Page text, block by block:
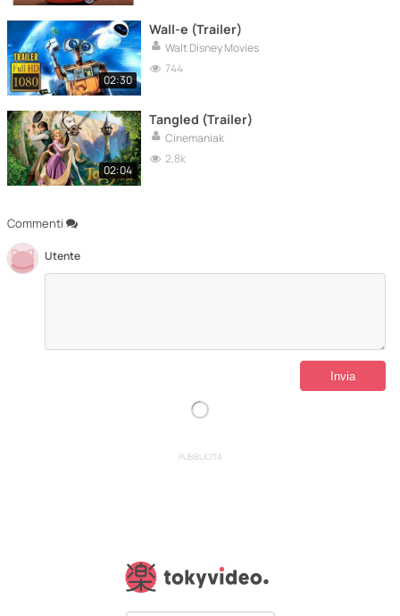
Commenti
Utente
02:30
Wall-e (Trailer)
Walt Disney Movies
744
02:04
Tangled (Trailer)
Cinemaniak
2,8k
PUBBLICITÀ